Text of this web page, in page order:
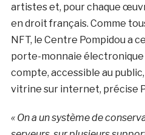
artistes et, pour chaque
en droit français. Comme
NFT, le Centre Pompidou a
porte-monnaie électronique
compte, accessible au
vitrine sur internet, précise
« On a un système de